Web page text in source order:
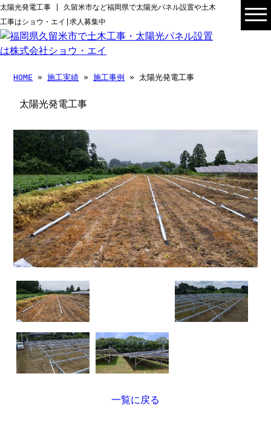
太陽光発電工事 | 久留米市など福岡県で太陽光パネル設置や土木
工事はショウ・エイ|求人募集中
HOME »施工実績 »施工事例 » 太陽光発電工事
太陽光発電工事
一覧に戻る